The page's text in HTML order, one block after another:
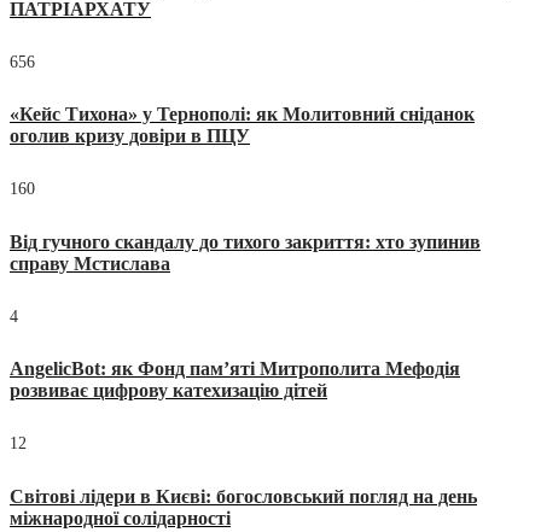
ПАТРІАРХАТУ
656
«Кейс Тихона» у Тернополі: як Молитовний сніданок
оголив кризу довіри в ПЦУ
160
Від гучного скандалу до тихого закриття: хто зупинив
справу Мстислава
4
AngelicBot: як Фонд пам’яті Митрополита Мефодія
розвиває цифрову катехизацію дітей
12
Світові лідери в Києві: богословський погляд на день
міжнародної солідарності